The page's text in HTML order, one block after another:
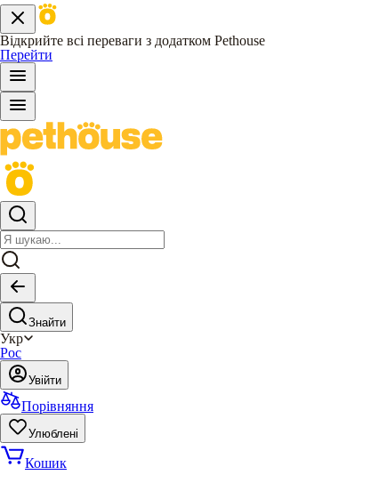
Відкрийте всі переваги з додатком Pethouse
Перейти
Знайти
Укр
Рос
Увійти
Порівняння
Улюблені
Кошик